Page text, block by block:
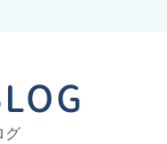
グ